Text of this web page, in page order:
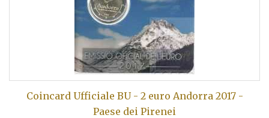
Coincard Ufficiale BU - 2 euro Andorra 2017 -
Paese dei Pirenei